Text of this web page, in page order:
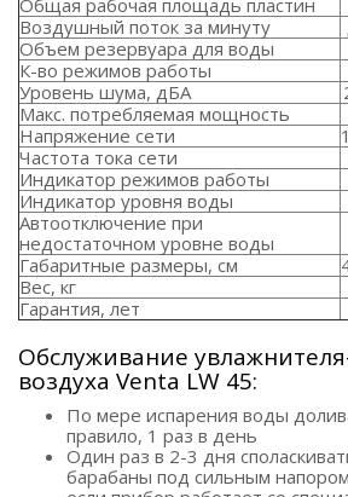
Воздушный поток за минуту
Объем резервуара для воды
К-во режимов работы
Уровень шума, дБА
Макс. потребляемая мощность
Напряжение сети
Частота тока сети
Индикатор режимов работы
Индикатор уровня воды
Автоотключение при
недостаточном уровне воды
Габаритные размеры, см
Вес, кг
Гарантия, лет
Обслуживание
воздуха Venta LW 45:
По мере испарения воды
правило, 1 раз в день
Один раз в 2-3 дня
барабаны под сильным